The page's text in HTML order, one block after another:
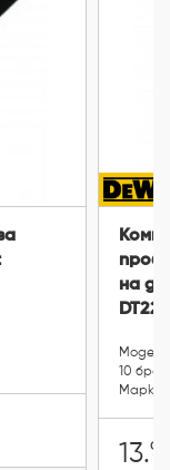
на
Модел:
10 броя
Марка:
13.